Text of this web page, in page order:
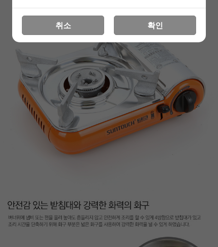
취소 확인